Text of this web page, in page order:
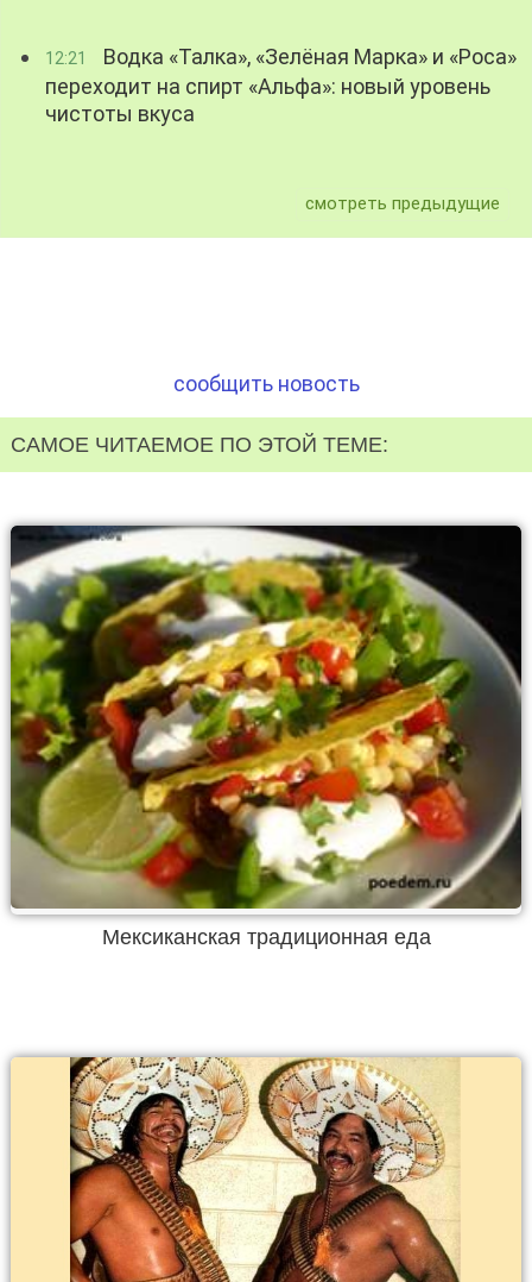
12:21
Водка «Талка», «Зелёная Марка» и «Роса»
переходит на спирт «Альфа»: новый уровень
чистоты вкуса
смотреть предыдущие
сообщить новость
САМОЕ ЧИТАЕМОЕ ПО ЭТОЙ ТЕМЕ:
Мексиканская традиционная еда